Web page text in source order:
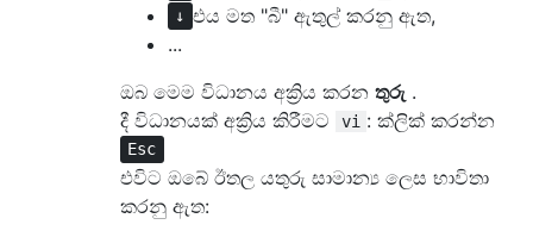
↓ එය මත "බී" ඇතුල් කරනු ඇත,
...
ඔබ මෙම විධානය අක්‍රිය කරන තුරු .
දී විධානයක් අක්‍රිය කිරීමට
vi : ක්ලික් කරන්න
Esc
එවිට ඔබේ ඊතල යතුරු සාමාන්‍ය ලෙස භාවිතා
කරනු ඇත: